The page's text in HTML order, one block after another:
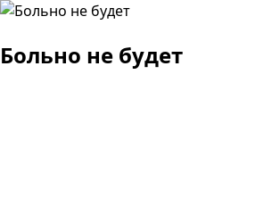
Больно не будет